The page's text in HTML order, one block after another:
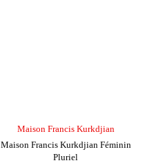
Maison Francis Kurkdjian
Maison Francis Kurkdjian Féminin
Pluriel